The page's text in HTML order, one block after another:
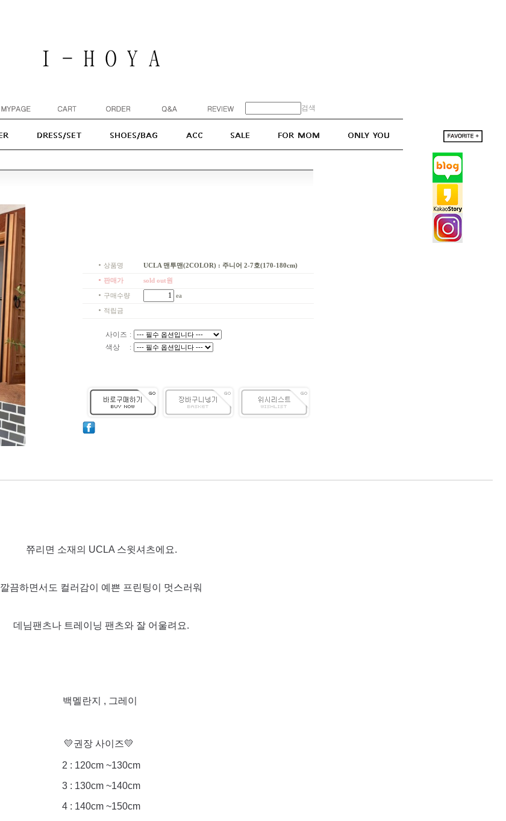
검색
상품명 UCLA 맨투맨(2COLOR) : 주니어 2-7호(170-180cm)
판매가 sold out원
구매수량 ea
적립금
사이즈 :
색상
:
쮸리면 소재의 UCLA 스윗셔츠에요.
깔끔하면서도 컬러감이 예쁜 프린팅이 멋스러워
데님팬츠나 트레이닝 팬츠와 잘 어울려요.
백멜란지 , 그레이
💛권장 사이즈💛
2 : 120cm ~130cm
3 : 130cm ~140cm
4 : 140cm ~150cm